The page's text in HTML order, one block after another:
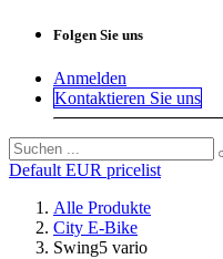
Folgen Sie uns
Anmelden
Kontaktieren Sie uns
Default EUR pricelist
Alle Produkte
City E-Bike
Swing5 vario